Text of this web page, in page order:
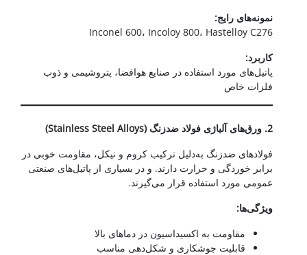
نمونه‌های رایج:
Inconel 600، Incoloy 800، Hastelloy C276
کاربرد:
پاتیل‌های مورد استفاده در صنایع هوافضا، پتروشیمی و ذوب
فلزات خاص
2. ورق‌های آلیاژی فولاد ضدزنگ (Stainless Steel Alloys)
فولادهای ضدزنگ به‌دلیل ترکیب کروم و نیکل، مقاومت خوبی در
برابر خوردگی و حرارت دارند. و در بسیاری از پاتیل‌های صنعتی
عمومی مورد استفاده قرار می‌گیرند.
ویژگی‌ها:
مقاومت به اکسیداسیون در دماهای بالا
قابلیت جوشکاری و شکل‌دهی مناسب